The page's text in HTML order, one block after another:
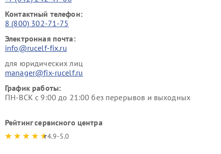
Контактный телефон:
8 (800) 302-71-75
Электронная почта:
info@rucelf-fix.ru
для юридических лиц
manager@fix-rucelf.ru
График работы:
ПН-ВСК с 9:00 до 21:00 без перерывов и выходных
Рейтинг сервисного центра
4.9-5.0